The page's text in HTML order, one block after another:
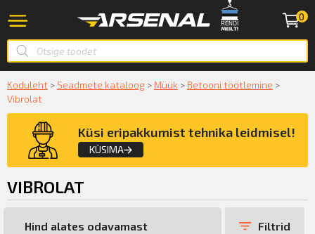
0
Koduleht > Seadmete kataloog > Müük > Betooni töötlemine >
Vibrolat
Küsi eripakkumist tehnika leidmisel!
KÜSIMA
VIBROLAT
Filtrid